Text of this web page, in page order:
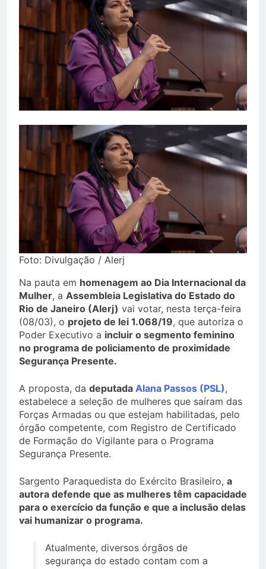
Foto: Divulgação / Alerj
Na pauta em homenagem ao Dia Internacional da
Mulher, a Assembleia Legislativa do Estado do
Rio de Janeiro (Alerj) vai votar, nesta terça-feira
(08/03), o projeto de lei 1.068/19, que autoriza o
Poder Executivo a incluir o segmento feminino
no programa de policiamento de proximidade
Segurança Presente.
A proposta, da deputada Alana Passos (PSL),
estabelece a seleção de mulheres que saíram das
Forças Armadas ou que estejam habilitadas, pelo
órgão competente, com Registro de Certificado
de Formação do Vigilante para o Programa
Segurança Presente.
Sargento Paraquedista do Exército Brasileiro, a
autora defende que as mulheres têm capacidade
para o exercício da função e que a inclusão delas
vai humanizar o programa.
Atualmente, diversos órgãos de
segurança do estado contam com a